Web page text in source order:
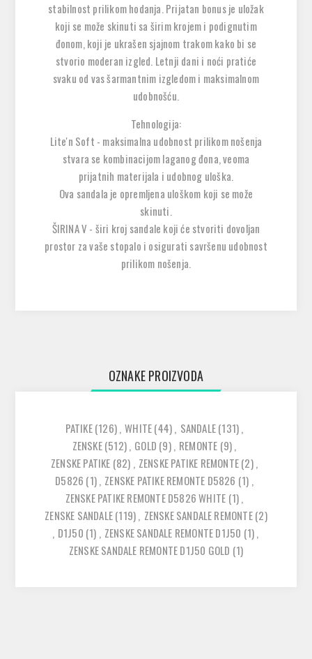
stabilnost prilikom hodanja. Prijatan bonus je uložak
koji se može skinuti sa širim krojem i podignutim
đonom, koji je ukrašen sjajnom trakom kako bi se
stvorio moderan izgled. Letnji dani i noći pratiće
svaku od vas šarmantnim izgledom i maksimalnom
udobnošću.
Tehnologija:
Lite'n Soft - maksimalna udobnost prilikom nošenja
stvara se kombinacijom laganog đona, veoma
prijatnih materijala i udobnog uloška.
Ova sandala je opremljena uloškom koji se može
skinuti.
ŠIRINA V - širi kroj sandale koji će stvoriti dovoljan
prostor za vaše stopalo i osigurati savršenu udobnost
prilikom nošenja.
OZNAKE PROIZVODA
PATIKE(126), WHITE(44), SANDALE(131),
ZENSKE(512), GOLD (9), REMONTE (9),
ZENSKE PATIKE (82) , ZENSKE PATIKE REMONTE(2),
D5826 (1), ZENSKE PATIKE REMONTE D5826 (1) ,
ZENSKE PATIKE REMONTE D5826 WHITE (1),
ZENSKE SANDALE(119), ZENSKE SANDALE REMONTE(2)
, D1J50 (1) , ZENSKE SANDALE REMONTE D1J50 (1),
ZENSKE SANDALE REMONTE D1J50 GOLD (1)